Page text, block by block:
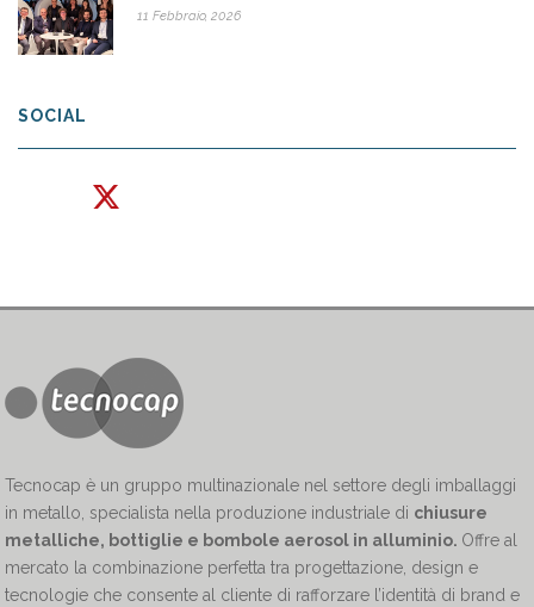
11 Febbraio, 2026
SOCIAL
Tecnocap è un gruppo multinazionale nel settore degli imballaggi
in metallo, specialista nella produzione industriale di chiusure
metalliche, bottiglie e bombole aerosol in alluminio. Offre al
mercato la combinazione perfetta tra progettazione, design e
tecnologie che consente al cliente di rafforzare l’identità di brand e